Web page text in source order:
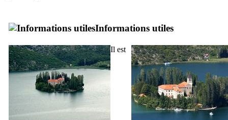
Informations utiles
Il est